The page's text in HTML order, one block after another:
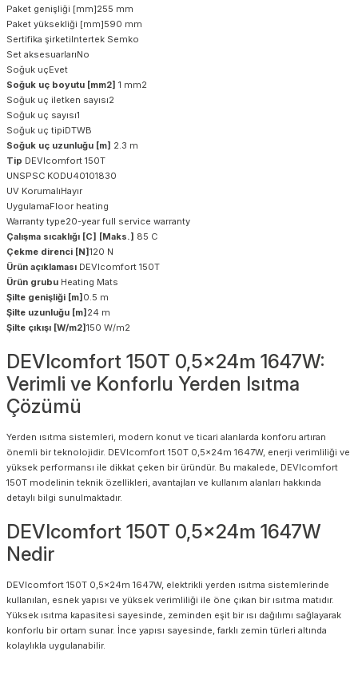
Paket genişliği [mm]255 mm
Paket yüksekliği [mm]590 mm
Sertifika şirketiIntertek Semko
Set aksesuarlarıNo
Soğuk uçEvet
Soğuk uç boyutu [mm2] 1 mm2
Soğuk uç iletken sayısı2
Soğuk uç sayısı1
Soğuk uç tipiDTWB
Soğuk uç uzunluğu [m] 2.3 m
Tip DEVIcomfort 150T
UNSPSC KODU40101830
UV KorumalıHayır
UygulamaFloor heating
Warranty type20-year full service warranty
Çalışma sıcaklığı [C] [Maks.] 85 C
Çekme direnci [N]120 N
Ürün açıklaması DEVIcomfort 150T
Ürün grubu Heating Mats
Şilte genişliği [m]0.5 m
Şilte uzunluğu [m]24 m
Şilte çıkışı [W/m2]150 W/m2
DEVIcomfort 150T 0,5x24m 1647W:
Verimli ve Konforlu Yerden Isıtma
Çözümü
Yerden ısıtma sistemleri, modern konut ve ticari alanlarda konforu artıran
önemli bir teknolojidir. DEVIcomfort 150T 0,5x24m 1647W, enerji verimliliği ve
yüksek performansı ile dikkat çeken bir üründür. Bu makalede, DEVIcomfort
150T modelinin teknik özellikleri, avantajları ve kullanım alanları hakkında
detaylı bilgi sunulmaktadır.
DEVIcomfort 150T 0,5x24m 1647W
Nedir
DEVIcomfort 150T 0,5x24m 1647W, elektrikli yerden ısıtma sistemlerinde
kullanılan, esnek yapısı ve yüksek verimliliği ile öne çıkan bir ısıtma matıdır.
Yüksek ısıtma kapasitesi sayesinde, zeminden eşit bir ısı dağılımı sağlayarak
konforlu bir ortam sunar. İnce yapısı sayesinde, farklı zemin türleri altında
kolaylıkla uygulanabilir.